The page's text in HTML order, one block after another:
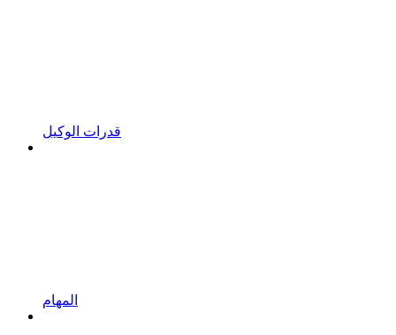
قدرات الوكيل
المهام